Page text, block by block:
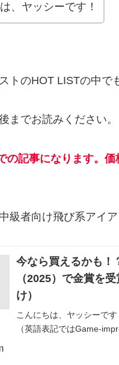
、ヤッシーです！
トのHOT LISTの中で
までお読みください。
の記事になります。
級者向け飛び系アイ
今なら買えるかも！
（2025）で金賞を
け）
こんにちは、ヤッシーで
（英語表記ではGame-